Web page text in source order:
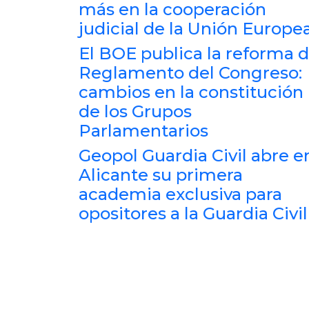
más en la cooperación
judicial de la Unión
El BOE publica la reforma
Reglamento del Congreso:
cambios en la constitución
de los Grupos
Parlamentarios
Geopol Guardia Civil abre
Alicante su primera
academia exclusiva para
opositores a la Guardia Civil